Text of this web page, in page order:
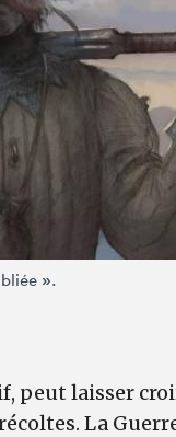
».
peut laisser
La